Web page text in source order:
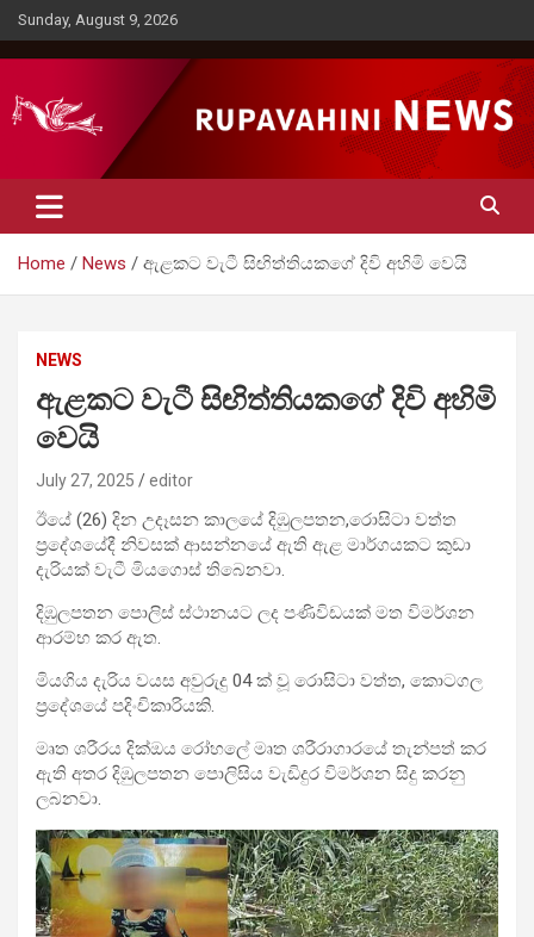
Skip
to
content
Sunday, August 9, 2026
Rupavahini News
Home News ඇළකට වැටී සිඟිත්තියකගේ දිවි අහිමි වෙයි
NEWS
ඇළකට වැටී සිඟිත්තියකගේ දිවි අහිමි
වෙයි
July 27, 2025 editor
ඊ‍යේ (26) දින උදෑසන කාලයේ දිඹුලපතන,රොසිටා වත්ත
ප්‍රදේශයේදී නිවසක් ආසන්නයේ ඇති ඇළ මාර්ගයකට කුඩා
දැරියක් වැටී මියගොස් තිබෙනවා.
දිඹුලපතන පොලිස් ස්ථානයට ලද පණිවිඩයක් මත විමර්ශන
ආරම්භ කර ඇත.
මියගිය දැරිය වයස අවුරුදු 04 ක් වූ රොසිටා වත්ත, කොටගල
ප්‍රදේශයේ පදිංචිකාරියකි.
මෘත ශරීරය දික්ඔය රෝහලේ මෘත ශරීරාගාරයේ තැන්පත් කර
ඇති අතර දිඹුලපතන පොලිසිය වැඩිදුර විමර්ශන සිදු කරනු
ලබනවා.